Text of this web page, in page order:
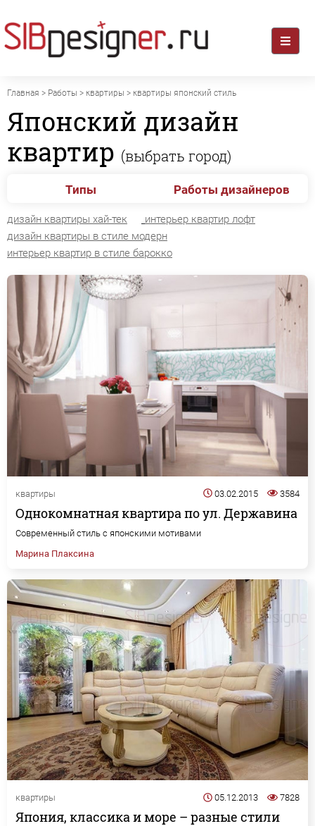
Главная > Работы > квартиры > квартиры японский стиль
Японский дизайн
квартир (выбрать город)
Типы Работы дизайнеров
дизайн квартиры хай-тек
интерьер квартир лофт
дизайн квартиры в стиле модерн
интерьер квартир в стиле барокко
квартиры 03.02.2015 3584
Однокомнатная квартира по ул. Державина
Современный стиль с японскими мотивами
Марина Плаксина
квартиры 05.12.2013 7828
Япония, классика и море – разные стили